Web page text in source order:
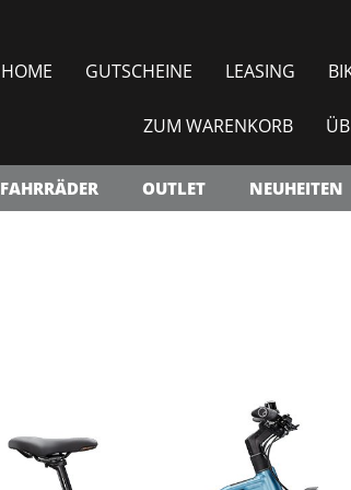
HOME GUTSCHEINE LEASING
ZUM WARENKORB
FAHRRÄDER OUTLET NEUHEITEN